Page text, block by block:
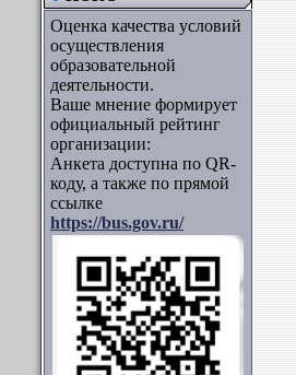
Оценка качества условий
осуществления
образовательной
деятельности.
Ваше мнение формирует
официальный рейтинг
организации:
Анкета доступна по QR-
коду, а также по прямой
ссылке
https://bus.gov.ru/